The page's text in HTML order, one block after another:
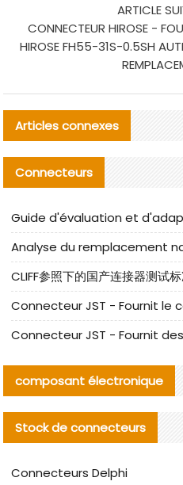
ARTICLE
CONNECTEUR HIROSE -
HIROSE FH55-31S-0.5SH
Articles connexes
Connecteurs
composant électronique
Stock de connecteurs
Connecteurs Delphi